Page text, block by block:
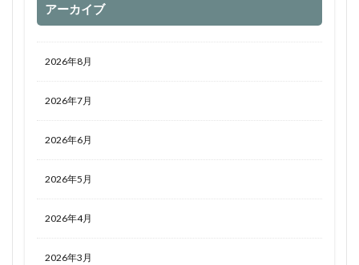
アーカイブ
2026年8月
2026年7月
2026年6月
2026年5月
2026年4月
2026年3月